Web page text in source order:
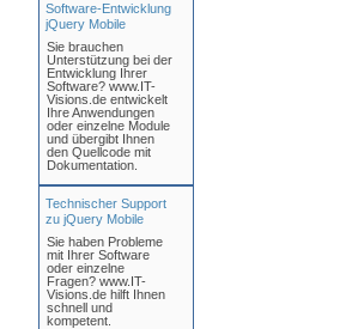
Software-Entwicklung
jQuery Mobile
Sie brauchen
Unterstützung bei der
Entwicklung Ihrer
Software? www.IT-
Visions.de entwickelt
Ihre Anwendungen
oder einzelne Module
und übergibt Ihnen
den Quellcode mit
Dokumentation.
Technischer Support
zu jQuery Mobile
Sie haben Probleme
mit Ihrer Software
oder einzelne
Fragen? www.IT-
Visions.de hilft Ihnen
schnell und
kompetent.